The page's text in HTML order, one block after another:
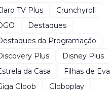
TV Plus
Crunchyroll
Destaques
da Programação
Plus
Disney Plus
da Casa
Filhas de Eva
Gloob
Globoplay